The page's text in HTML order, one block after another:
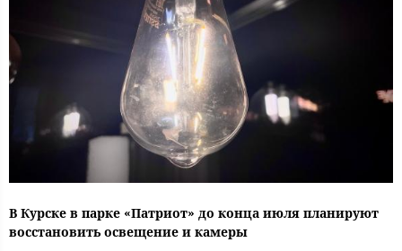
В Курске в парке «Патриот» до конца июля планируют
восстановить освещение и камеры